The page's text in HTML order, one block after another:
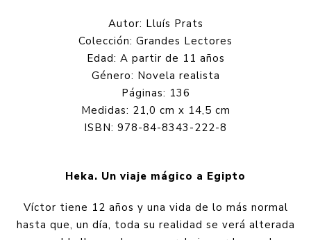
Autor: Lluís Prats
Colección: Grandes Lectores
Edad: A partir de 11 años
Género: Novela realista
Páginas: 136
Medidas: 21,0 cm x 14,5 cm
ISBN: 978-84-8343-222-8
Heka. Un viaje mágico a Egipto
Víctor tiene 12 años y una vida de lo más normal
hasta que, un día, toda su realidad se verá alterada